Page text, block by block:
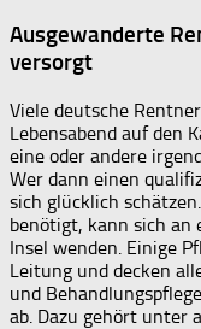
Ausgewanderte
versorgt
Viele deutsche
Lebensabend auf den
eine oder andere
Wer dann einen
sich glücklich
benötigt, kann sich an
Insel wenden. Einige
Leitung und decken
und
ab. Dazu gehört unter